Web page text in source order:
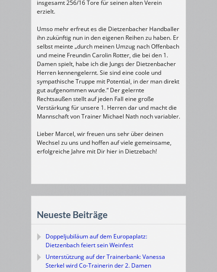
insgesamt 256/16 Tore für seinen alten Verein
erzielt.
Umso mehr erfreut es die Dietzenbacher Handballer
ihn zukünftig nun in den eigenen Reihen zu haben. Er
selbst meinte „durch meinen Umzug nach Offenbach
und meine Freundin Carolin Rotter, die bei den 1.
Damen spielt, habe ich die Jungs der Dietzenbacher
Herren kennengelernt. Sie sind eine coole und
sympathische Truppe mit Potential, in der man direkt
gut aufgenommen wurde.“ Der gelernte
Rechtsaußen stellt auf jeden Fall eine große
Verstärkung für unsere 1. Herren dar und macht die
Mannschaft von Trainer Michael Nath noch variabler.
Lieber Marcel, wir freuen uns sehr über deinen
Wechsel zu uns und hoffen auf viele gemeinsame,
erfolgreiche Jahre mit Dir hier in Dietzebach!
Neueste Beiträge
Doppeljubiläum auf dem Europaplatz:
Dietzenbach feiert sein Weinfest
Unterstützung auf der Trainerbank: Vanessa
Sterkel wird Co-Trainerin der 2. Damen